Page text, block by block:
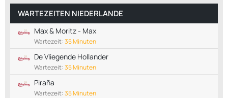
WARTEZEITEN NIEDERLANDE
Max & Moritz - Max
Wartezeit:35 Minuten
De Vliegende Hollander
Wartezeit:35 Minuten
Piraña
Wartezeit:35 Minuten